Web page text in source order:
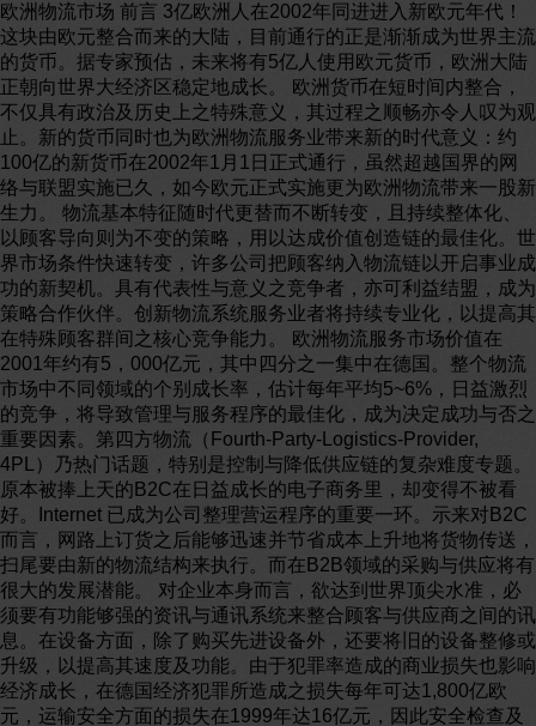
欧洲物流市场 前言 3亿欧洲人在2002年同进进入新欧元年代！这块由欧元整合而来的大陆，目前通行的正是渐渐成为世界主流的货币。据专家预估，未来将有5亿人使用欧元货币，欧洲大陆正朝向世界大经济区稳定地成长。 欧洲货币在短时间内整合，不仅具有政治及历史上之特殊意义，其过程之顺畅亦令人叹为观止。新的货币同时也为欧洲物流服务业带来新的时代意义：约100亿的新货币在2002年1月1日正式通行，虽然超越国界的网络与联盟实施已久，如今欧元正式实施更为欧洲物流带来一股新生力。 物流基本特征随时代更替而不断转变，且持续整体化、以顾客导向则为不变的策略，用以达成价值创造链的最佳化。世界市场条件快速转变，许多公司把顾客纳入物流链以开启事业成功的新契机。具有代表性与意义之竞争者，亦可利益结盟，成为策略合作伙伴。创新物流系统服务业者将持续专业化，以提高其在特殊顾客群间之核心竞争能力。 欧洲物流服务市场价值在2001年约有5，000亿元，其中四分之一集中在德国。整个物流市场中不同领域的个别成长率，估计每年平均5~6%，日益激烈的竞争，将导致管理与服务程序的最佳化，成为决定成功与否之重要因素。第四方物流（Fourth-Party-Logistics-Provider, 4PL）乃热门话题，特别是控制与降低供应链的复杂难度专题。 原本被捧上天的B2C在日益成长的电子商务里，却变得不被看好。Internet 已成为公司整理营运程序的重要一环。示来对B2C而言，网路上订货之后能够迅速并节省成本上升地将货物传送，扫尾要由新的物流结构来执行。而在B2B领域的采购与供应将有很大的发展潜能。 对企业本身而言，欲达到世界顶尖水准，必须要有功能够强的资讯与通讯系统来整合顾客与供应商之间的讯息。在设备方面，除了购买先进设备外，还要将旧的设备整修或升级，以提高其速度及功能。由于犯罪率造成的商业损失也影响经济成长，在德国经济犯罪所造成之损失每年可达1,800亿欧元，运输安全方面的损失在1999年达16亿元，因此安全检查及专业分析与侦测方法的使用，将有助于降低物流方面的犯罪率。 另外人力资源亦是决定物流业成功与否之要件，学校单位应提供物流学科以培养专业人员，公司里知识千家万户不景气原则与方式亦是决定竞争力之重要因素。 欧洲物流市场趋势分析 一、物流之全球化趋势及策略 物流服务业当前面临一个关键转变期，各公司逐渐朝向发展其专门的核心竞争领域，如研发、制造及市场等，面对此一转变压力，物流服务业者不得不适时开发有效的附加价值及管理办法。随着日俱增之业务，其服务范围从订单下达，订单处理、付款进行、货物运抵顾客、顾客资讯服务到今后服务等等，形成一全方位的服务顾景（图一。）也因为其角色之日益重要，因此任何与物流服务业者相关的问题，皆是必须加以探讨与改善的。 图一 物流服务业者整合到物流链 资料来源：德国2001年物流会议 图二所示为德国物流营业额在各市场之比例，由此图可以得知德国物流市场以工业生产委托物流为主，苦闷是消费品的配销。 图二 德国物流营业额在各市场之比例 资料来源：德国2001年物流会议 图三显示由于市场全球化、货物结构效应、程序与网路管理及电子商务等因素，影响物流服务业的形态。物流服务业者提供的项目内容，可从图四的统计百分比得知。图五炎整个物流过程链对物流服务业者重要性之比重。图六显示外来物流服务在贸易及工业生产上所占成本比例之发展趋势。 图三 物流服务业的影响因素 资料来源：德国2001年物流会议 图四 物流服务业者提供的服务项目（以公司之%计算） 资料来源：德国2001年物流会议 图五 物流服务业者在整个过程链里具有之重要性 资料来源：德国2001年物流会议 图六 外来物流服务成本发展趋势 资料来源：德国2001年物流会议 图七 物流服务业之分类 资料来源：德国2001年物流会议 图八显示物流服务来者扮演系统整合者（第四方物流）。图八 系统整合者—4PL 资料来源：德国2001年物流会议 采购计划及成本控制、透过服务网路控制公司内部及跨公司之运作，成为生产者、贸易商及物流服务公司的一个重大挑战。在这趋势下，寻得一合适的合作伙伴，将赢利更大的成功效果。 在这巨大的转变期，一种先进的物流委外一第三方物流(Third party logistics Provider,3PL)系统服务者因应而生。其在价值创造链之定位及其本身的物流know-how，提供从订单处理到顾客服务的整合系统解决方式。其最重要的任务是，介于价值创造伙伴及顾客间融入价值创造链的资讯及通讯系统之建立。 高度的投资（买卖、系统执行及管理等）几乎不是单一公司可以完成的，遂有了4PL一系统整合者的产生。 为了控制并简化供应链，4PL的概念正被热烈的讨论着，这个新名词是由Andersen Consrlting公司在1996年提出的，其定义为：物流链经营者控制管理部门及参与价值创造合作单位的资源、容量及技术，以提供顾客完整性物流链的解决方案。其具体的任务是应用先进之技术，把企业及其各部门连续在一起，让价值创造过程能够畅行无阻。其中如物料、货物及资讯结构，还有合作过程的行政问题处理都属于它的范围。其整合之物流成分可分虚拟企业、组织分支、 全球化合作及策略联盟等。 4PL Provider主要的核心任务可分以下各点： 行动式、战略式及部分策略性的物流链规划及最佳化 IT系统整合 策略网路规划 订单追踪 运输规则 路径规划及最佳化 TT 仓储及库存管理 收益管理 资料管理 服务供给应用 人才借用 财物服务 咨询 4PL Provider可为3PL执行之褓物流与资讯流的集合。但在许多工作过程中，有两个主要的问题：（1）谁能够执行这样复杂供应链服务业者的任务？这样的公司如何组成？（2）如何保证这样的物流供应链合作伙伴之控制协调？就目前业界的讨论结果，下列各项为具有发展成4PL潜能之组织： 3PL发展成4PL 由OEM公司接手此任务 IT服务业者 物流链中合作伙伴的合资经营公司 即使目前理论上德国还没有4PL的公司结构，但有有很多的企业已经多少涵盖了4PL的工作范围，也持续地朝向4PL provider的方向发展。许多大企业集团内部服务业者，如VW Transport GmbH和西门子Procurement and Logistics Services所从事的工作也就集团内部的4PL工作。真正专门负责4PL的公司任务就是把所有物流链里参与单位间的网路管理与控制推到最佳化。 二、电子商务及物流 网际网路改变人类生活形态已经成为一个无法避免的趋势。据德国波昂IFM研究所调查显示；到2004年经由网际网路达成的电子交易额高达1,000亿欧元。然而，急速的成长并不代表所有的期望都可以实现。各公司行事情随着电子商务的举而高速自我是迫切需要的。德国Fraunhofer物流研究所（IML）做了一项问卷调查，针对电子商务对公司在物流过程的影响作了分析。其中40%的受访公司属于制造业，60%属于服务业。下列为问卷所归纳出来的结果： Internet 的使用 公司建立本身网站是理所当然，借由网站让企业的触角延伸到世界舞台，同时亦如加速了企业资讯的取得或供给。75%的德国公司已民用工业自己的网站，用来推销产品及提供顾客所需资讯。一般而言，大多数公司都经由email 对处联系沟通。 图九显示公司与其顾客及供应商通讯方式的差异性。其中显示，超过50%的公司采用Internet 来经营产品，但采购方面还是多利用传统方式，只有大约30%公司利用Internet。借由理性地透过电子交易采购物料，46%的受访公司表示降低部分成本，31%的受访公司表示很明显地降低采购成本。 图九 公司使用Internet状况 Logistik fur Unternehmen 杂志 （二）资料处理结构（Data Processing infrastructure） 为了有效地加强商业处理过程，各企业必须采用新的资料处处理系统，以符合新的严峻要求。77%的公司采用仓储管理辅助软体来管理仓储。另外，ERP（Enterprise-Resource-Planning-System）也是资料处理架构重要项目之一。70%公司采用ERP系统来规划与执行其订单。电子商务的推动公司必须采用相当的软体，然而只有38%采用电子商务软体。对于订单处理，必须由特别有效的软体辅助，以使公司内部资料传递交换畅行无阻。使用共同资料库，肯有以下优点： 简化资料促使理念 避免不必要的资料输入与错误 简化资料管理与升级 公司内部控制资料取得方便 但令人惋惜的是，问卷结果与理论有点距离，约65%公司拥有ERP系统，采购及仓储管理方面的介面。只有23%的公司使用电子商务软体与ERP或是物料采购系统。 如此管理资料必须耗费相当高的成本，许多软体公司根据顾客所需，连结不同系统。有些ERP系统供应者在处理介面上提供特别之服务。目前只有38%的爱访公司具有不同之资料处理系统，并可以抓取共同资料库。有些软体公司可提供新的服务：Application-Service-Providing(ASP)。这是一个很现代化的软体委外方案。使用者经由Internet可以抓取在计算中心，包括生产者之资料库。有53%受访公司租用这个新型标准化软体。 （三）Internet使用满意度 除去资料处理结构问题不谈，一般受访公司对Internet使用都有正面的反应，约70%的公司对使用Internet之E-Mail为沟通联系方式及资料取得感到满意。38%的受访公司表示其内部处理过程有改善，23%觉得有差别，15%的公司觉得有明显进步，46%的公司觉得经由Internet可以辅助其公司之新经营理念及策略，23%认为觉得相当有助益。 （四）对物流过程之影响 电子总务对顾客而言，代表任何时间皆可下订单，并尽快取得订货。由此所造成的改变有哪些呢？有一半以上的公司表示，订单执行时间缩短。同时，40%认为经由Internet作业，供应商之供应能力提高了，有50%公司表示其存货保持一定，而有五分之一的公司表示存货量降低。46%表示因而订单不达次数提高，但单一床单的量有65%保持不变。 图十 公司使用Internet后之改变 经由IML的问卷显示，有意义的使用Internet具有改善经营现状之潜能，这并不并不表示取代就业机会，崦是对内及对外资料传递之最佳化。公司必须配合Internet建立资料处理架构以符合新要求，一般而言，公司对Internet与资料处理架构的使用功能，都相当满意，且接受度不断提高中。85%公司的Internet使用成本在事先计算范围内，但有15%公司超过其原先预算。所有的受访者表示，在使用Internet前，公司必须规划好预期的目标，只是随波逐流地采用Internet并不保证一定会成功。 三、欧洲e物流市场之展望 欧洲运输与物流之服务市场为提升竞争力，都逐渐将火力集中在委外与e物流服务领域。1999年起，欧洲物流市场呈现革命性的变化，对大多数传统物流公司而言，要施行改革、找到创新经营及商创造价值方向是相当困难的。 在过去几年里，由于市场竞争激烈及价格透明化，运输及物流产业几乎没有太多发展空间。价格降低，然而成本却一再上扬，许多物流服务者Logistics Service Providers(LSPs)尝试降低营业成本，例如投资在精进技术，以降低工作成本，并利用使用伙伴概念，专注在附加价值高的个别核心领域，此范围包括：（1）物流咨询服务；（2）资讯管理；（3）物流链管理。 （一）朝向营程序委外之步骤（Business Process） 目前市场上以营业程序之委外及电子物流服务为热门领域，许多公司决定把一些工作项目交由外包服务公司去做，这些委外公司协助作业再造工程（Process-Reengineering）、自动化(Autonation)及系统整合，以降成本与改善工作效率。 （二）主要趋势 目前欧洲运输及物流市场有许多新趋势，最为重要且引人注意的是已然取得领导地位之LSP及提供电子物流服务。 （三）SCM服务 许多大的物流服务业者逐渐对提升价值创造链产生兴趣，他们希望透过End-to-end为基础之SCM服务达到此一目标，此与传统单纯之货物运输及储藏有明显不同。 这个由Accenture公司创造出的新成长策略，命名为4PL（第四方物流服务），IDC称之为[Lead Logistics Provider (LLP)]，该物流服务者提供专门技术给委托公司，达到整个供应链管理所需，也可把公司内部与对外资料整合。这样物流链管理技术服务涵盖从订单处理到出货的整个过程，以达高附加价值服务为目标，除此还有其它许多之服务，例如consulting、eFulfillmentt 和Call Center Management。 （四）e物流与e市场 即使目前欧洲的e物流与e市场还在成长阶段，许多物流服务业者已投入e物流行列，投资发展新e物流程序，提供某know-how并整合与客户间之资讯，使其与LLP的物流功能运行顺畅。 目前大多数的委外服务者都是使用EDI作为资讯交换工具，IDC做了一系列相关调查，大多数的公司并没有提供明确的数字，但据估计显示经由Internet的交易占所有交易的10%，这个数字在未来还会不断提高，不论是委外公司或是LSP公司，都会不断地发展他们的系统，以Internet作为其安全又可领带之资讯交换媒介。 IDC定义 Logistics BPO(Business Process Outsourcing)服务是物流程序或功能委外服务，物流业者与公司有长期合作契约，所有或部分的执行工作都是由资讯技术应用来管理。这个服务也称为[合同物流]，常常包含加值服务项目。 Logistics BPO服务依传统而言是包含简单的物流，例如运输管理、仓储/附加价值服务和回收等等。IDC认为订单执行、顾客服务及资料管理也包含在 Logistics BPO模式里，因为电子商务活动对物流服务业者日益重要，顾客服务及资料管理亦为日益重要之加值服务，由此可知其重要性。服务业者更要对其所包含的物流委外范围了解，以下为 Logistics BPO所包含的几项内容： 订单管理：包含订单处理、格式化资料、订单传送及确认、交易处理。 运输管理：对于货物运送至客户间的运输处理与管理。 配送与仓储管理：包括取货、存货、报关存货管理、帐单处理、送货单等，与IT有密切之关系，经由资讯流的管理可控制进出货与存货状况。 加收：检验、重新包装、缴回与做人由顾客退回之货物。 Logistics BPO将透过与一个委外的物流服务业者长期合作关系，有效地透过IT辅助及整合程序来完成。委外服务业者的工作内容亦包含下列各点，顾问、IT整合、CRM（Call Center）及资料管理与分析。 整个欧洲物流市场平均每年成长33%，预估2005年将有6,130亿美元有营业额。其中 Logistics BPO的成长最大，这部分的成长平均每年131%，据估计2005年将可达539亿美元营业额之谱。 物流市场与车内生产毛额有密切关系，且与各国及其各行业所致癌物 处理品数量有关联。大多数欧洲地区在Logistics BPO的支出集中在大盘商，小盘商及制造业上，其中大多集中在德国、法国及英国。 以下各点为物流发展趋势，其对物流服务业成长及物流工业结构改变有深远的影响力： 由几面解决方案移向全面的服务：许多大的物流服务业者服务业者开始把自己定位在SCM服务公司，以提供顾客全方位的服务。 推广以网际网路为基础之物流服务：有些供应者强调其与传统之物流服务供应者不同，他们强调技术与其服务内容整合，也就是以网际网路基础的物流应用及对物流程序的丰富经验。 遥控抓取应用：此为先进之网路技术，在此特别指的是ASP Model（Application Service Provider）,此技术让委外的物流服务提供者能够有权限在网路上使用相关资讯以资应用，解决客户需求。 最佳实务解决方案：为了增埋藏人物流程序之专业技术，许多以技术为背景之服务提供者努力改判内部物流程序，并宣称其能提供最佳的管理经验。 藉由策略聪明与合作伙伴改善服务：许多服务提供者以策略联盟，与其他公司之合作来提高其服务技能及可能性。同时，仍保有其原本核心技术。欧洲居于领导地位的物流服务业者： Damzsa,Exel Plc,TNT Llgistics,这是以其财力强度与投资能力来评定的。这三个公司可以迅速地发展成在物流服务提供之市场领导者。其次，如Schenker Tibber&Britten,Kuehne&Nagel,这三个公司在财务上没有如前三者雄厚，然而仍然持续成长，只要他们有正确的投资决策并与强大的合作伙伴结合，将会在物流市场上占有一席之地。另外，英国Christian Salvesen是比较弱的公司，知名度也较低，因此如果该公司想在欧洲市场创出一片天地，势必需在知名度上下功夫。根据IDC的估计，如果Christian Salvesen持续集中发展其专长之核心领域，将可望继续成长。 以下为想要成为物流服务提供者的市场领导者，即所谓有LLP，所必备之条件： 扩大服务领域，必须整合End-to-end为基础之SCM服务，包括eFulfillment,Consulting和辅助整合系统。 建立合作网路，做为一个End-to-end服务提供者，物流业者必须具有广泛合作关系，以提供其服务能力。 学习管理合作网路，为了要成为LLP，利用合作伙伴，加强供需链交易活动之顺畅管理，供应者必须有效经营合作网路。 四、运输市场之新纪元 透过网际网路，运输市场正如火如荼地快速成长，在极短的时间内许多新企业宣告成立、正式营运，同时也有许多破产，被并购或是与其他公司结合，根据Berlecon公司之研究调查显示，2000年在德国透过网际网路交易的货品或是服务业之营业额，在B2B方面达50亿欧元，预估在2003年将提高到300亿至500亿欧元。德国DPMG顾问公司针对运输市场的研究报告勾勒出运输市场建立的基本伦廓与效益，同时也对运输平台的市场作了不得分析与调查。 何谓[市场]？它肯有何种形式？在传统的国民经济里，市场是一个固定市集之处，在那里可以买到或卖出不出货物。然而今日所指的市场包含了虚拟的市场，也就是没有实际雨点性的市集，如网际网路上的买卖平台，或是电话购物等。 在KPMG研究调查中，所指的市场是透过网际网路之交易，然而其所涵盖的范围还是太大，所以还有许多评估等级依据，例如参与交易的人数，包括买与卖将计就计，还有包括负责交易平台建立之组织单位。图十一为简易之交易平台分级。 图十一 交易平台分级 单一卖方提供多样产品给众多买方(One-to-many:Sell side)：例如，,或是快递公司，买方在这范围交易没有议价空间，他必须接受卖方提供的价格，如果不接受卖方的价格，那就无法成交易。另外，新兴的网路拍卖也发球这范围。 不限于单一买方或卖方(many-to-many:market-place)：许多买方与卖方同时出现，这也是KPMG调查中的重点。在这个领域，可观察到许多不同的议价机制，除固定价格之提供外，还提供拍卖议价及部标的状况，如股票市场。 （三）单一买方(Many-to-one:buy side)：许多供应商在电子型录上提供货物让买方选择。 另一个分类标准是以行业为基准，以图十二为例，纵向市场例如化学、日常用品、房地产等，横向市场提供相关联的货物及服务，例如办公室用品、原料等等。 图十二 横向与纵向之市场 综合而言，运输市场之调查是以下列范围定义：网际网跌的运输市场一般而言是指横向之交易平台，包含提供运输能力者与委托者。以此之定义又可分下列两等级： 单次契约，也可视为即时性委托的运输市场。 在固定长久合约关系之前提下，进行运输委托。 运输市场与商品市场整合后，运输市场完全依赖商品市场的需求，如果没有需求，则运输市场停摆。在这情况下，运输市场没有额外价值。其事例需要特殊介面，以完成中间的连结。一般商品市场具有附属的运输公司，这个附属运输公司是商品市场之委外运输市场的竞争者，新兴的4PL游走于运输市场与商品市场间，无形中也是运输市场的竞争者。 下列为以买卖过程区分三层次电子市场模型（图十三） (一)市场辅助 许多运输市场提供业者物流服务资讯，如此的服务称市场辅助，因为其没有对买卖过程造成直接影响，可称为咨询阶段，由此可以简化买卖决策过程。例如：物流平台与搜索引擎的提供，另外，排名服务也是一个对运输服务品质评价的工具，还包含其他各项服务。 （二）市场价格建立 以网际网路为基础的商品型录服务、机动的议价过程（如拍卖）、在网路告示板上提供讯息及议价、还有类似股票市场组织所谓的买方及卖方。 （三）过程辅助 让交易过程能够畅行无阻，必须由许多技术支持，例如电子资讯管理Tracking&Tracking、Cleaning function等。 图十三 运输市场之三个层面模式 以下是KPMG公司在2001年对德国运输委托业者与物流服务业者，针对目前使用运输市场讯息，以及他们对未来期望，所提出之问题结果。 为了评估运输委托执迷不悟者与物流服务业者对目前运输市场是否达到所需，必须检验短期委托和长期固定委托间的不同。86%的运输委托和70%物流服务业者交通服务是由长期固定委托交易完成（图十四）。 图十四 因定合约市场与单一短暂市场之分配比例 对未来而言，接受问卷双方，大多数可接通受透过网际网路的长期固定合约委托方式。目前有12%有受访运输委托者已经使用电子市场，未来三年将会有94%的网际网路齐声应用在运输委托上（图十五）。估计将有15%的货运容量经由网际网路来执行。 图十五 目前与未来使用电子运输市场之比例 今日的物流服务业者已经密集使用运输市场，其中26%参与电子运输市场。当中的50%还集中在短期的运输市场上，长期合约委托方式会愈来愈重要。大多数的服务业者希望超过30%的营业额是由调进获得的。运输委托业者希望最多有两个以上之受委托运输为者选择权。 在网际网路上有不同议价机制，拍卖、招标、固定价格及类似股票市场等，最受欢迎的要算是招标方式。值得注意的是，这种议价方式虽然对运输服务业者造成价格压力，但还被社为是较适宜的议价方式。双方不只在价格上达成协议，在缴付运输费用模式上也必须达成协议。其中大多数人认为付给运输市场的合理费用是依据运送量而定（图十六）广告费用方式是最不被接受的。 图十六 由图十七可见物流服务业者认为透过货量的充分运用与计划可以节省成本，只有30%认为可由降低人事成本达到整体成本之降低。运输委托者希望透过电子化运输提升运输服务品质及降低采购成本，紧密地与电子市场结合，将可评估单一服务的重要性。 图十七 图十八 图十八中88%希望能够由市场透明度达到目标。其次有82%希望透过订单执行来降低成本。图十九中超过90%的委托者期望，在平台上能找到相关供应商及询问更清楚的资讯，并显示有70%的运输委托者希望经由内部的ERP系统与市场相结合。从物流过程的反向而言，可以将帐单透过ERP系统，传回运输委托者。经由简化的资料传递作业，可以提供运输委托者（65%）市场上的新讯息，且52%的运输订单可借由EDI完成。虽然有关报关方面的文件管理大兴安岭在启蒙阶段，52%的运输委托者仍希望有这方面的服务。 图十九 对于物流服务业者而言，87%认为能迅速获得市场早新公告消息是很重要的。其次，有87%认为能查询运输委托者的资料是很重要的，有57%的物流服务业者希望固定合约关系的作业处理流程，也能透过网际网路平台来执行（图二十）。 图二十 使用电子市场也不是全无阻力的，双方对于高成本的软体与实行、匿名的合作伙伴及渐渐消失的人际接触，还是心存畏惧。 整体而言，电子运输市场对运输